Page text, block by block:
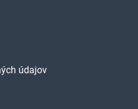
údajov